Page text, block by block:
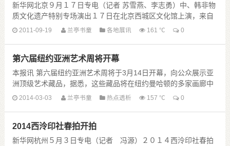
新华网北京９月１７日专电（记者 苏雪燕、李志勇）中、韩非物
质文化遗产特别专场演出１７日在北京西城区文化馆上演，来自
中国和韩国的传统民俗艺术家为观众展示了中韩两国......
2011-09-19 兰亭书童 各地展讯 161 ℃ 0
第六届纽约亚洲艺术周将开幕
本报讯 第六届纽约亚洲艺术周将于3月14日开幕，向公众展示亚
洲顶级艺术藏品，据悉，这些藏品将在纽约曼哈顿的多家画廊中
公开亮相。 本届纽约亚洲艺术周参展画廊数......
2014-03-03 兰亭书童 热点透析 157 ℃ 0
2014西泠印社春拍开拍
新华网杭州５月３日专电（记者 冯源）２０１４西泠印社春拍